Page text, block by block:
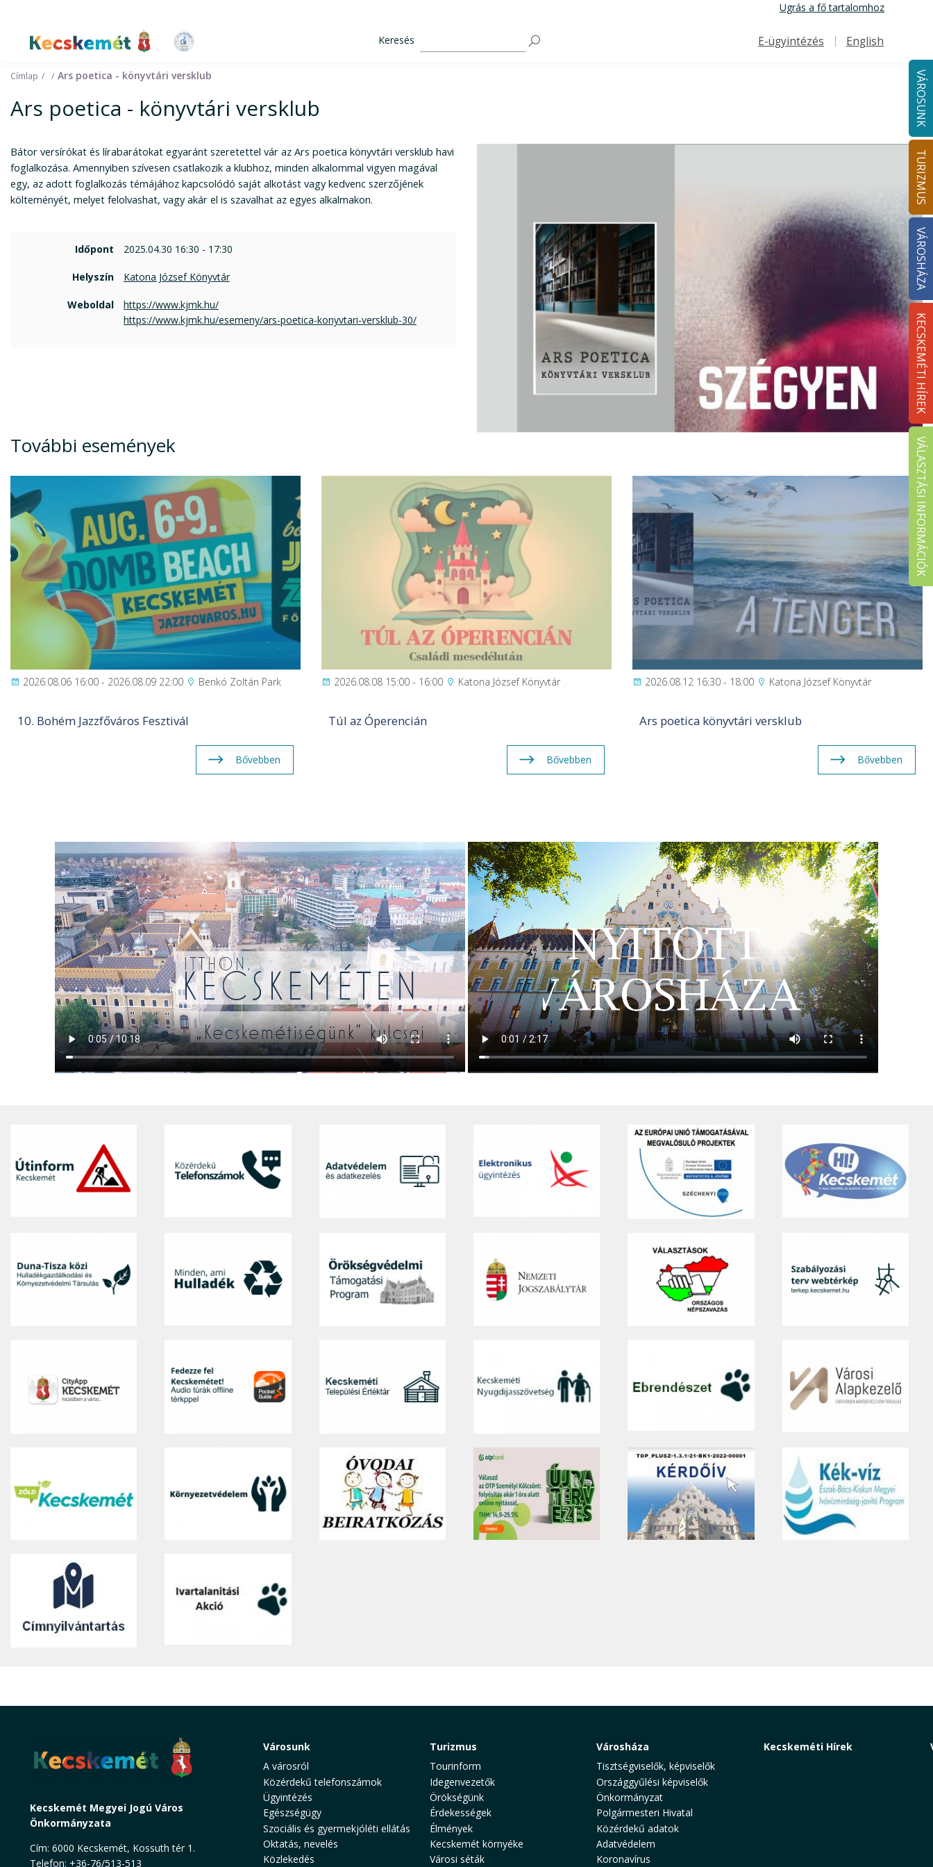
Ugrás a fő tartalomhoz
Kecskemét Város Honlapja
Keresés
Felső navigáció
E-ügyintézés English
VÁROSUNK
TURIZMUS
VÁROSHÁZA
KECSKEMÉTI HÍREK
VÁLASZTÁSI INFORMÁCIÓK
Címlap Ars poetica - könyvtári versklub
Ars poetica - könyvtári versklub
Bátor versírókat és lírabarátokat egyaránt szeretettel vár az Ars poetica könyvtári versklub havi
foglalkozása. Amennyiben szívesen csatlakozik a klubhoz, minden alkalommal vigyen magával
egy, az adott foglalkozás témájához kapcsolódó saját alkotást vagy kedvenc szerzőjének
költeményét, melyet felolvashat, vagy akár el is szavalhat az egyes alkalmakon.
Időpont 2025.04.30 16:30 - 17:30
Helyszín Katona József Könyvtár
Weboldal
https://www.kjmk.hu/
https://www.kjmk.hu/esemeny/ars-poetica-konyvtari-versklub-30/
További események
2026.08.06 16:00 - 2026.08.09 22:00 Benkó Zoltán Park
10. Bohém Jazzfőváros Fesztivál
Bővebben
2026.08.08 15:00 - 16:00 Katona József Könyvtár
Túl az Óperencián
Bővebben
2026.08.12 16:30 - 18:00 Katona József Könyvtár
Ars poetica könyvtári versklub
Bővebben
Kecskemét Megyei Jogú Város
Önkormányzata
Cím: 6000 Kecskemét, Kossuth tér 1.
Telefon: +36-76/513-513
Városunk
A városról
Közérdekű telefonszámok
Ügyintézés
Egészségügy
Szociális és gyermekjóléti ellátás
Oktatás, nevelés
Közlekedés
Turizmus
Tourinform
Idegenvezetők
Örökségünk
Érdekességek
Élmények
Kecskemét környéke
Városi séták
Városháza
Tisztségviselők, képviselők
Országgyűlési képviselők
Önkormányzat
Polgármesteri Hivatal
Közérdekű adatok
Adatvédelem
Koronavírus
Kecskeméti Hírek